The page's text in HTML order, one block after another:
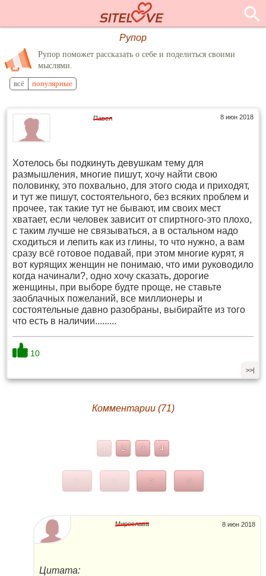
Рупор
Рупор поможет рассказать о себе и поделиться своими
мыслями.
всё популярные
8 июн 2018
Павел
Хотелось бы подкинуть девушкам тему для
размышления, многие пишут, хочу найти свою
половинку, это похвально, для этого сюда и приходят,
и тут же пишут, состоятельного, без всяких проблем и
прочее, так такие тут не бывают, им своих мест
хватает, если человек зависит от спиртного-это плохо,
с таким лучше не связываться, а в остальном надо
сходиться и лепить как из глины, то что нужно, а вам
сразу всё готовое подавай, при этом многие курят, я
вот курящих женщин не понимаю, что ими руководило
когда начинали?, одно хочу сказать, дорогие
женщины, при выборе будте проще, не ставьте
заоблачных пожеланий, все миллионеры и
состоятельные давно разобраны, выбирайте из того
что есть в наличии.........
10
>>|
Комментарии (71)
1 2 3 4
|< < > >|
8 июн 2018
Мирослава
Цитата: